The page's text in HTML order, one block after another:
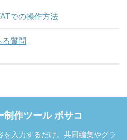
での操作方法
質問
制作ツール ポサコ
入力するだけ。共同編集やグラ